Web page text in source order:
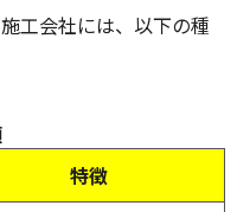
工会社には、以下の種
特徴